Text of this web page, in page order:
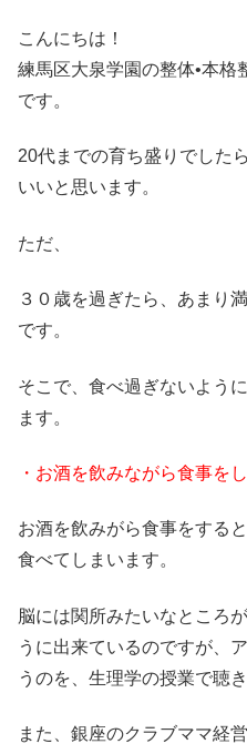
こんにちは！
練馬区大泉学園の整体•本格
です。
20代までの育ち盛りでした
いいと思います。
ただ、
３０歳を過ぎたら、あまり
です。
そこで、食べ過ぎないよう
ます。
・お酒を飲みながら食事を
お酒を飲みがら食事をする
食べてしまいます。
脳には関所みたいなところ
うに出来ているのですが、
うのを、生理学の授業で聴き
また、銀座のクラブママ経